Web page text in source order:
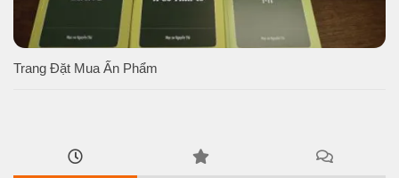
Trang Đặt Mua Ấn Phẩm